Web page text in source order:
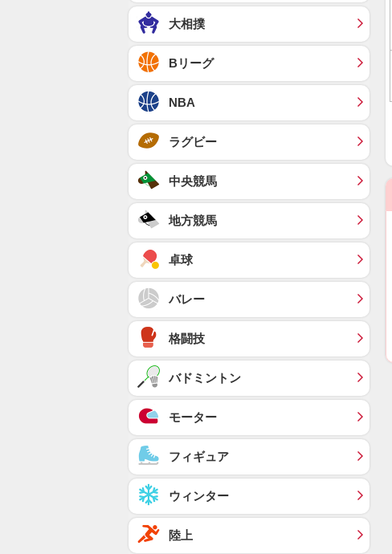
大相撲
Bリーグ
NBA
ラグビー
中央競馬
地方競馬
卓球
バレー
格闘技
バドミントン
モーター
フィギュア
ウィンター
陸上